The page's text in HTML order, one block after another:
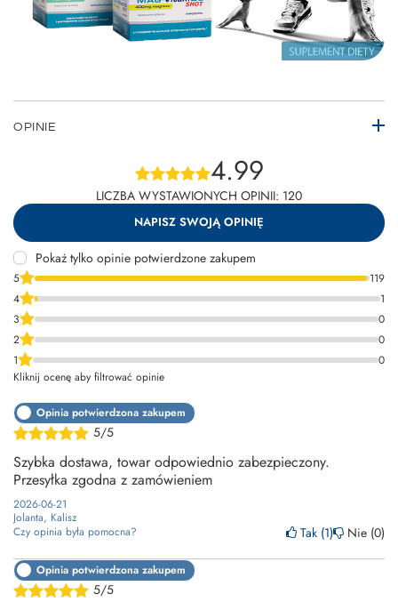
OPINIE
4.99
LICZBA WYSTAWIONYCH OPINII: 120
NAPISZ SWOJĄ OPINIĘ
Pokaż tylko opinie potwierdzone zakupem
5
119
4
1
3
0
2
0
1
0
Kliknij ocenę aby filtrować opinie
5/5
Opinia potwierdzona zakupem
Szybka dostawa, towar odpowiednio zabezpieczony.
Przesyłka zgodna z zamówieniem
2026-06-21
Jolanta, Kalisz
Czy opinia była pomocna?
Tak 1 Nie 0
5/5
Opinia potwierdzona zakupem